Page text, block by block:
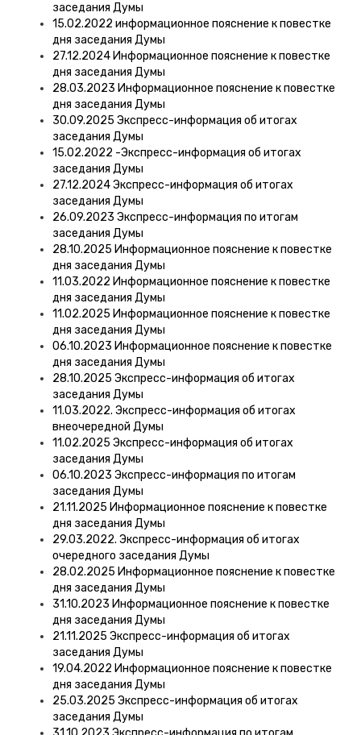
заседания Думы
15.02.2022 информационное пояснение к повестке
дня заседания Думы
27.12.2024 Информационное пояснение к повестке
дня заседания Думы
28.03.2023 Информационное пояснение к повестке
дня заседания Думы
30.09.2025 Экспресс-информация об итогах
заседания Думы
15.02.2022 -Экспресс-информация об итогах
заседания Думы
27.12.2024 Экспресс-информация об итогах
заседания Думы
26.09.2023 Экспресс-информация по итогам
заседания Думы
28.10.2025 Информационное пояснение к повестке
дня заседания Думы
11.03.2022 Информационное пояснение к повестке
дня заседания Думы
11.02.2025 Информационное пояснение к повестке
дня заседания Думы
06.10.2023 Информационное пояснение к повестке
дня заседания Думы
28.10.2025 Экспресс-информация об итогах
заседания Думы
11.03.2022. Экспресс-информация об итогах
внеочередной Думы
11.02.2025 Экспресс-информация об итогах
заседания Думы
06.10.2023 Экспресс-информация по итогам
заседания Думы
21.11.2025 Информационное пояснение к повестке
дня заседания Думы
29.03.2022. Экспресс-информация об итогах
очередного заседания Думы
28.02.2025 Информационное пояснение к повестке
дня заседания Думы
31.10.2023 Информационное пояснение к повестке
дня заседания Думы
21.11.2025 Экспресс-информация об итогах
заседания Думы
19.04.2022 Информационное пояснение к повестке
дня заседания Думы
25.03.2025 Экспресс-информация об итогах
заседания Думы